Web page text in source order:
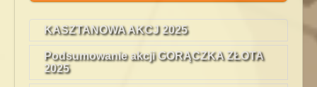
KASZTANOWA AKCJ 2025
Podsumowanie akcji GORĄCZKA ZŁOTA
2025